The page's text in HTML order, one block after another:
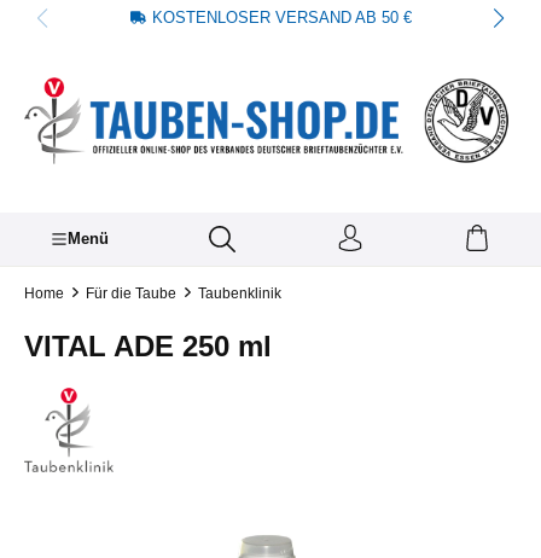
springen KOSTENLOSER VERSAND AB 50 €
Menü
Home Für die Taube Taubenklinik
VITAL ADE 250 ml